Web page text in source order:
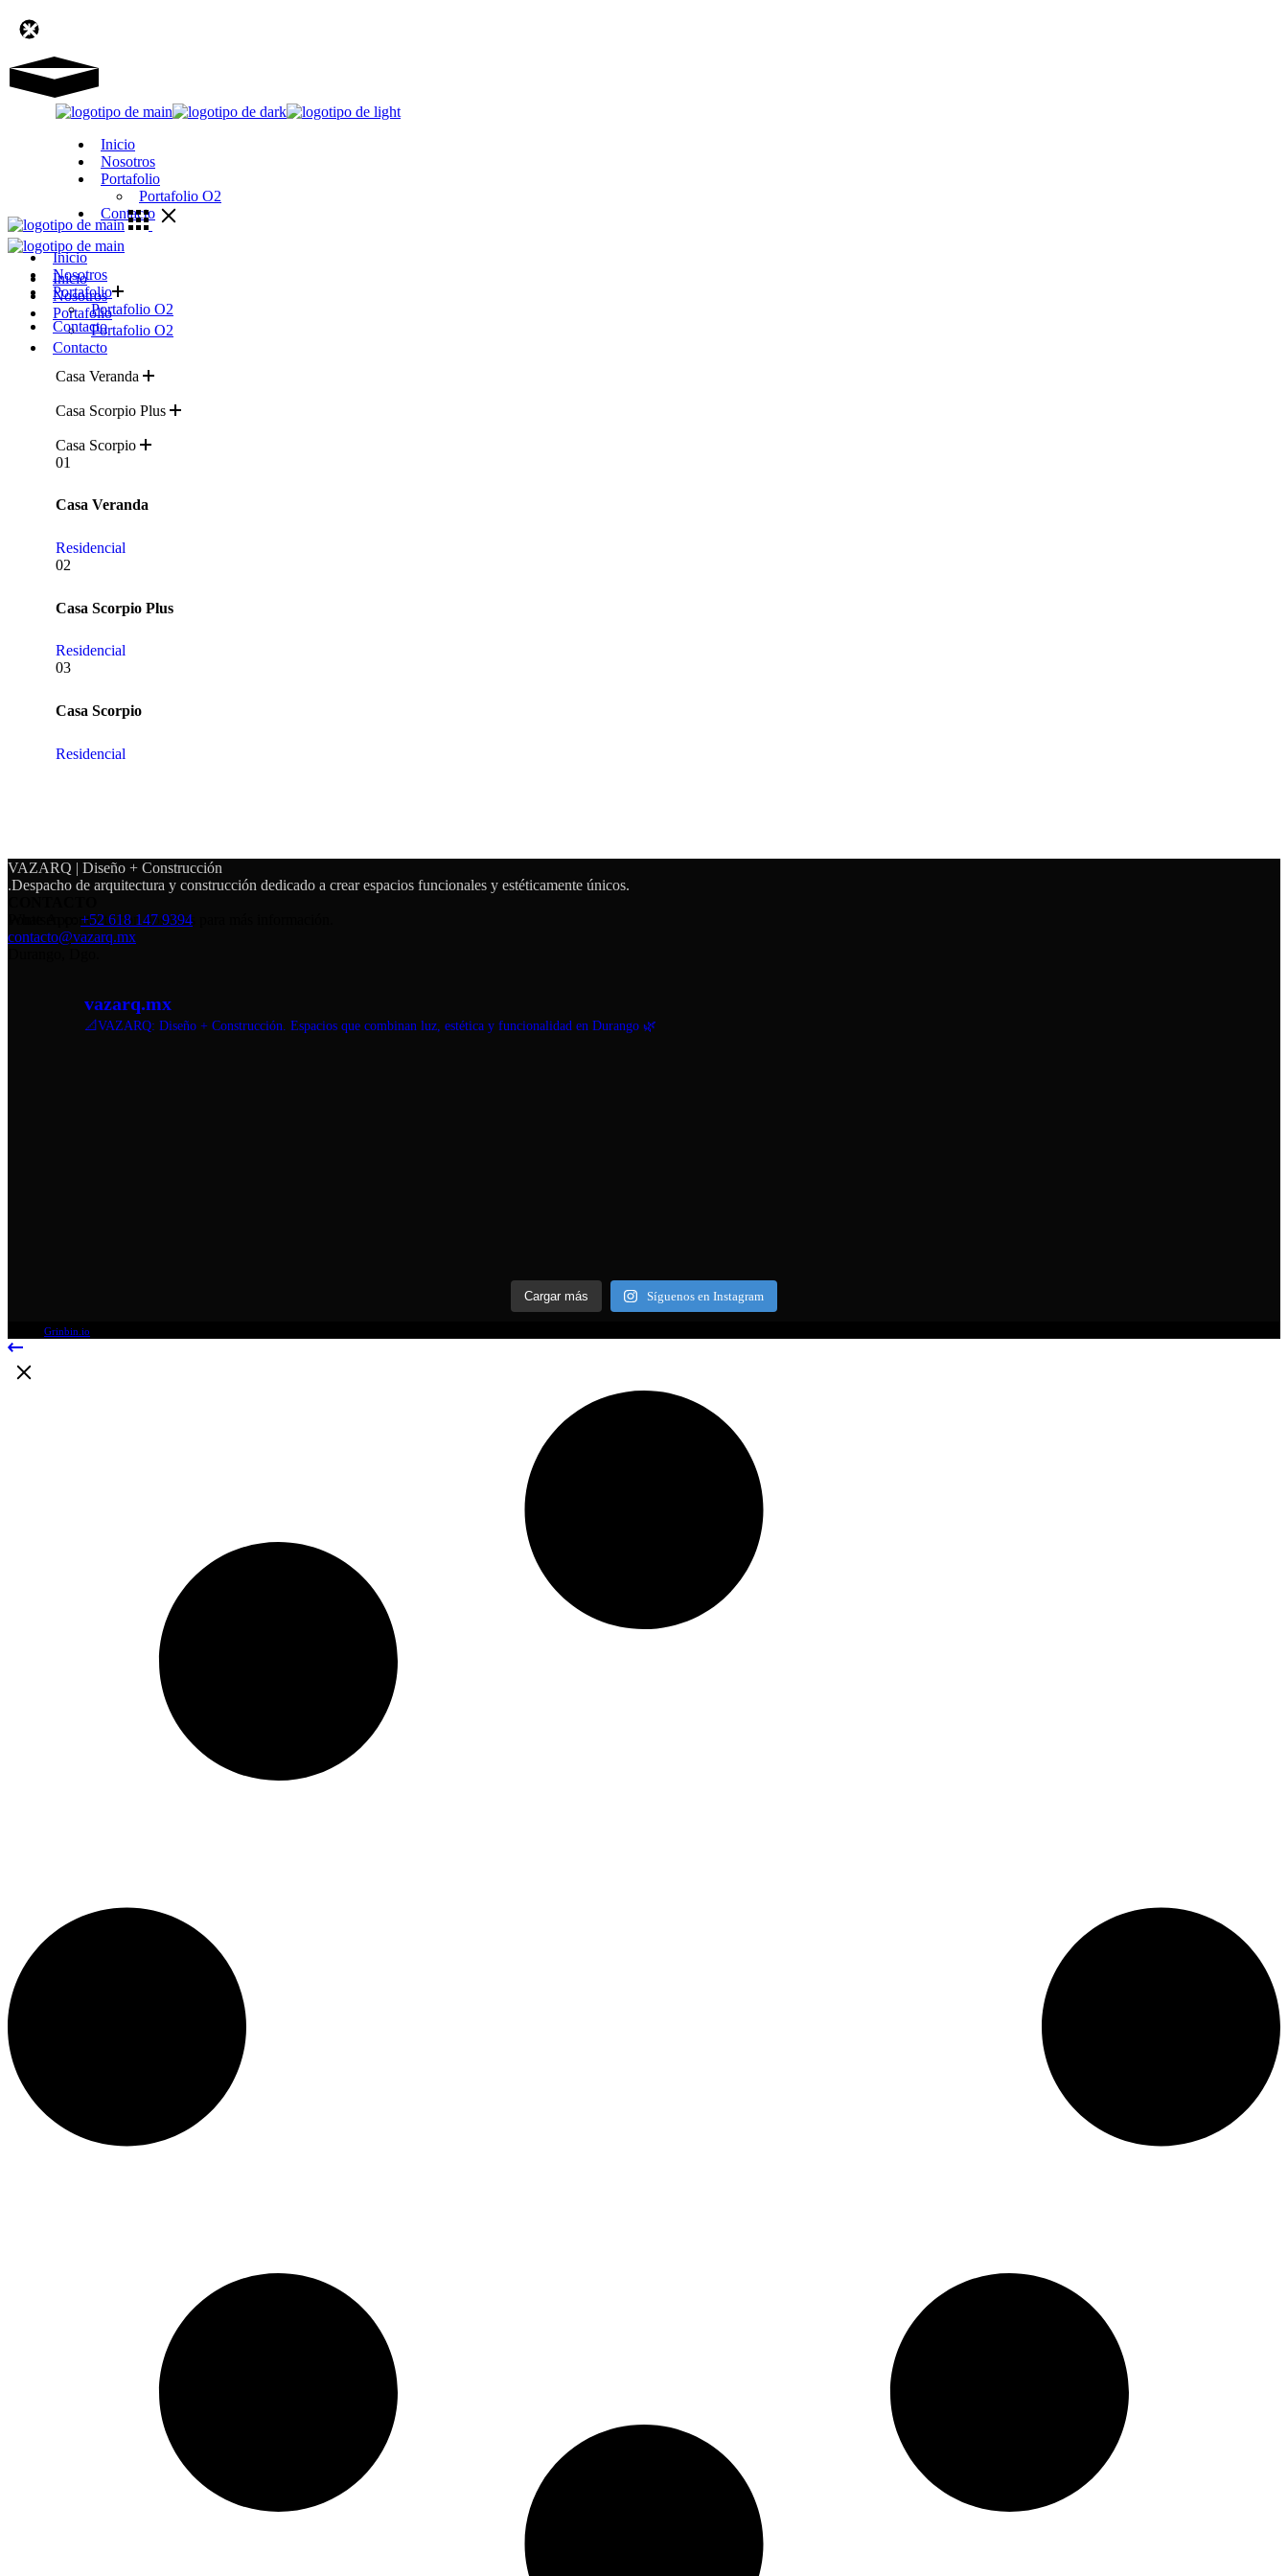
Inicio
Nosotros
Portafolio
Portafolio O2
Contacto
Inicio
Nosotros
Portafolio
Portafolio O2
Contacto
Inicio
Nosotros
Portafolio
Portafolio O2
Contacto
Casa Veranda
Casa Scorpio Plus
Casa Scorpio
01
Casa Veranda
Residencial
02
Casa Scorpio Plus
Residencial
03
Casa Scorpio
Residencial
VAZARQ | Diseño + Construcción
.Despacho de arquitectura y construcción dedicado a crear espacios funcionales y estéticamente únicos.
Ponte en contacto con nosotros para más información.
+52 618 147 9394
contacto@vazarq.mx
vazarq.mx
📐VAZARQ: Diseño + Construcción. Espacios que combinan luz, estética y funcionalidad en Durango 🌿
Cargar más Síguenos en Instagram
Grinbin.io